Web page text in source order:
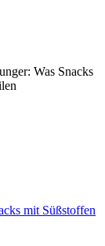
Was Snacks